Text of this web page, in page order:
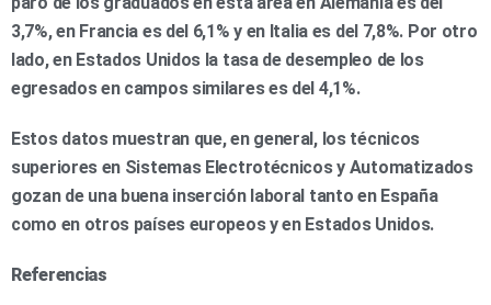
3,7%, en Francia es del 6,1% y en Italia es del 7,8%. Por otro
lado, en Estados Unidos la tasa de desempleo de los
egresados en campos similares es del 4,1%.
Estos datos muestran que, en general, los técnicos
superiores en Sistemas Electrotécnicos y Automatizados
gozan de una buena inserción laboral tanto en España
como en otros países europeos y en Estados Unidos.
Referencias